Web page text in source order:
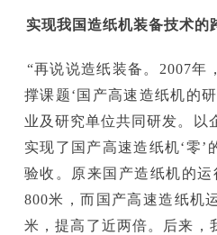
实现我国造纸机装备技术的
再说说造纸装备。2007年，
撑课题‘国产高速造纸机的
业及研究单位共同研发。以
实现了国产高速造纸机‘零’
验收。原来国产造纸机的运
800米，而国产高速造纸机
米，提高了近两倍。后来，